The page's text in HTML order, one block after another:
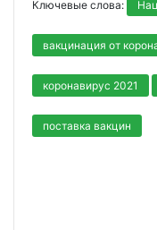
Ключевые слова:
вакцинация от
коронавирус 2021
поставка вакцин